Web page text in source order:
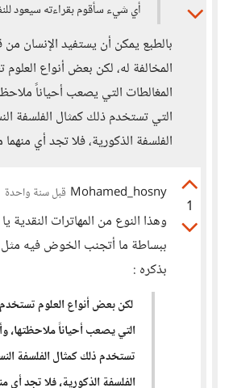
أي شيء سأقوم بقراءته سيعود
بالطبع يمكن أن يستفيد الإنسان من
المخالفة له، لكن بعض أنواع
المغالطات التي يصعب أحياناً
التي تستخدم ذلك كمثال الفلسفة
الفلسفة الذكورية، فلا تجد أي
1
Mohamed_hosny قبل سنة واحدة
وهذا النوع من المهاترات
ببساطة ما أتجنب الخوض فيه مثل
بذكره :
لكن بعض أنواع العلوم
التي يصعب أحياناً ملاحظتها،
تستخدم ذلك كمثال الفلسفة
الفلسفة الذكورية، فلا تجد